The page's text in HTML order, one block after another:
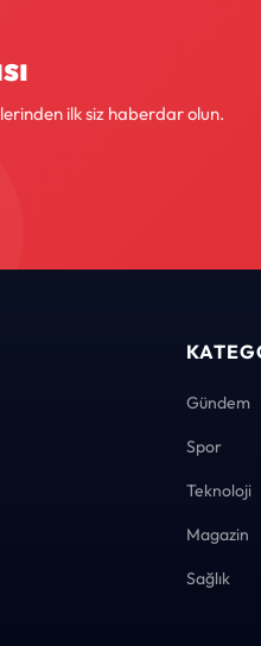
ilk siz haberdar olun.
Gündem
Spor
Teknoloji
Magazin
Sağlık